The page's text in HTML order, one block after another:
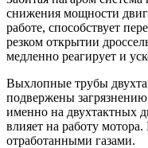
снижения мощности
работе, способствует
резком открытии
медленно реагирует и
Выхлопные трубы
подвержены
именно на двухтактных
влияет на работу
отработанными газами.